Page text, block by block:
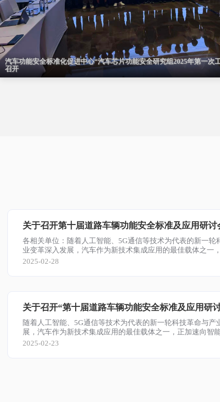
汽车功能安全标准化促进中心系列试验活动顺利开展
汽车功能安全标准化促进中心“汽车芯片功能安全研究组2025年第一次
召开
汽车功能安全标准化促进中心“车辆行为安全接受准则研究组（侧向）
议”在兰州召开
各相关单位：随着人工智能、5G通信等技术为代表的新一轮
业变革深入发展，汽车作为新技术集成应用的最佳载体之一
能化、网联化转型，新能源汽车和智能网联汽车已成为国际
2025-02-28
随着人工智能、5G通信等技术为代表的新一轮科技革命与产
展，汽车作为新技术集成应用的最佳载体之一，正加速向智
转型，新能源汽车和智能网联汽车已成为国际汽车产业发展
误…
2025-02-23